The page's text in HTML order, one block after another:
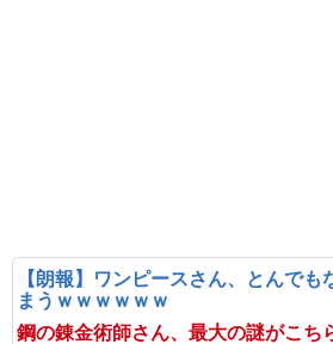
【朗報】ワンピースさん、とんでも
まうｗｗｗｗｗｗ
鋼の錬金術師さん、最大の謎がこち